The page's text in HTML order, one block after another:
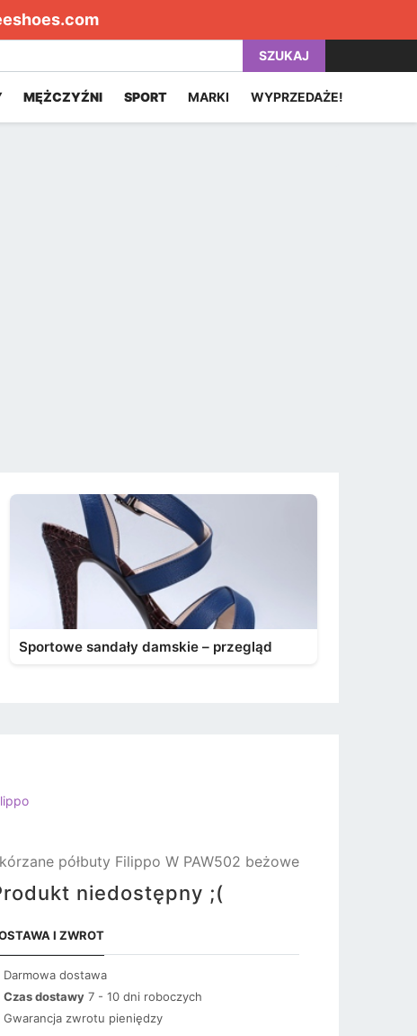
SZUKAJ
MĘŻCZYŹNI SPORT MARKI WYPRZEDAŻE!
Sportowe sandały damskie – przegląd
półbuty Filippo W PAW502 beżowe
niedostępny ;(
I ZWROT
Darmowa dostawa
Czas dostawy 7 - 10 dni roboczych
Gwarancja zwrotu pieniędzy